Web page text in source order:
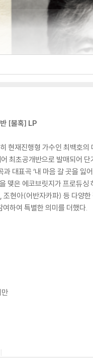
[불혹] LP
현재진행형 가수인 최백호
최초공개반으로 발매되어
대표곡 ‘내 마음 갈 곳을 잃
맺은 에코브릿지가 프로듀
현아(어반자카파) 등 다양
하여 특별한 의미를 더했다.
만